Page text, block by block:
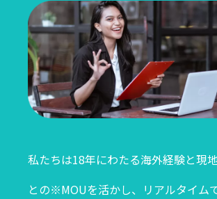
私たちは18年にわたる海外経験と現
との※MOUを活かし、リアルタイム